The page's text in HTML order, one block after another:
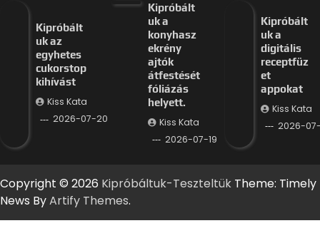
Kipróbált
uk az
egyhetes
cukorstop
kihívást
Kiss Kata
2026-07-20
Kipróbált
uk a
konyhasz
ekrény
ajtók
átfestését
fóliázás
helyett.
Kiss Kata
2026-07-19
Kipróbált
uk a
digitális
receptfüz
et
appokat
Kiss Kata
2026-
Copyright © 2026 Kipróbáltuk-Teszteltük Theme: Timely
News ByArtify Themes.